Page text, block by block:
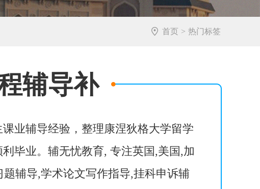
首页 > 热门标签
辅导补
业辅导经验，整理康涅狄格大学留学
毕业。辅无忧教育, 专注英国,美国,加
辅导,学术论文写作指导,挂科申诉辅